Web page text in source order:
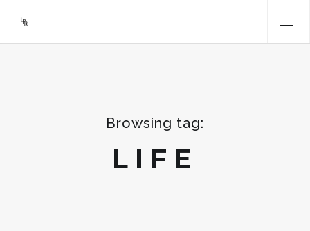
Browsing tag:
LIFE